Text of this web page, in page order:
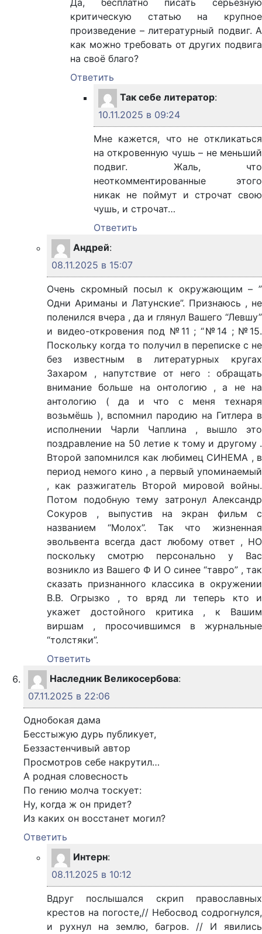
Да, бесплатно писать серьёзную
критическую статью на крупное
произведение – литературный подвиг. А
как можно требовать от других подвига
на своё благо?
Ответить
Так себе литератор:
10.11.2025 в 09:24
Мне кажется, что не откликаться
на откровенную чушь – не меньший
подвиг. Жаль, что
неоткомментированные этого
никак не поймут и строчат свою
чушь, и строчат…
Ответить
Андрей:
08.11.2025 в 15:07
Очень скромный посыл к окружающим – ”
Одни Ариманы и Латунские”. Признаюсь , не
поленился вчера , да и глянул Вашего “Левшу”
и видео-откровения под №11 ; “№14 ; №15.
Поскольку когда то получил в переписке с не
без известным в литературных кругах
Захаром , напутствие от него : обращать
внимание больше на онтологию , а не на
антологию ( да и что с меня технаря
возьмёшь ), вспомнил пародию на Гитлера в
исполнении Чарли Чаплина , вышло это
поздравление на 50 летие к тому и другому .
Второй запомнился как любимец СИНЕМА , в
период немого кино , а первый упоминаемый
, как разжигатель Второй мировой войны.
Потом подобную тему затронул Александр
Сокуров , выпустив на экран фильм с
названием “Молох”. Так что жизненная
эвольвента всегда даст любому ответ , НО
поскольку смотрю персонально у Вас
возникло из Вашего Ф И О синее “тавро” , так
сказать признанного классика в окружении
В.В. Огрызко , то вряд ли теперь кто и
укажет достойного критика , к Вашим
виршам , просочившимся в журнальные
“толстяки”.
Ответить
Наследник Великосербова:
07.11.2025 в 22:06
Однобокая дама
Бесстыжую дурь публикует,
Беззастенчивый автор
Просмотров себе накрутил…
А родная словесность
По гению молча тоскует:
Ну, когда ж он придет?
Из каких он восстанет могил?
Ответить
Интерн:
08.11.2025 в 10:12
Вдруг послышался скрип православных
крестов на погосте,// Небосвод содрогнулся,
и рухнул на землю, багров. // И явились